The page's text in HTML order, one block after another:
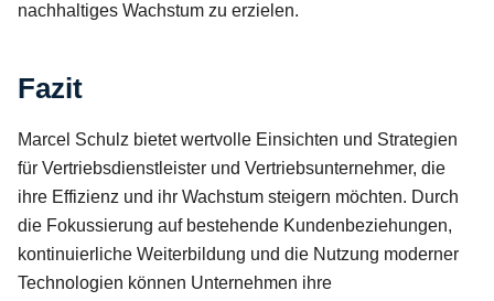
nachhaltiges Wachstum zu erzielen.
Fazit
Marcel Schulz bietet wertvolle Einsichten und Strategien
für Vertriebsdienstleister und Vertriebsunternehmer, die
ihre Effizienz und ihr Wachstum steigern möchten. Durch
die Fokussierung auf bestehende Kundenbeziehungen,
kontinuierliche Weiterbildung und die Nutzung moderner
Technologien können Unternehmen ihre